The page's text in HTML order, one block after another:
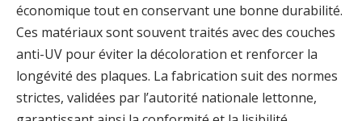
économique tout en conservant une bonne durabilité.
Ces matériaux sont souvent traités avec des couches
anti-UV pour éviter la décoloration et renforcer la
longévité des plaques. La fabrication suit des normes
strictes, validées par l’autorité nationale lettonne,